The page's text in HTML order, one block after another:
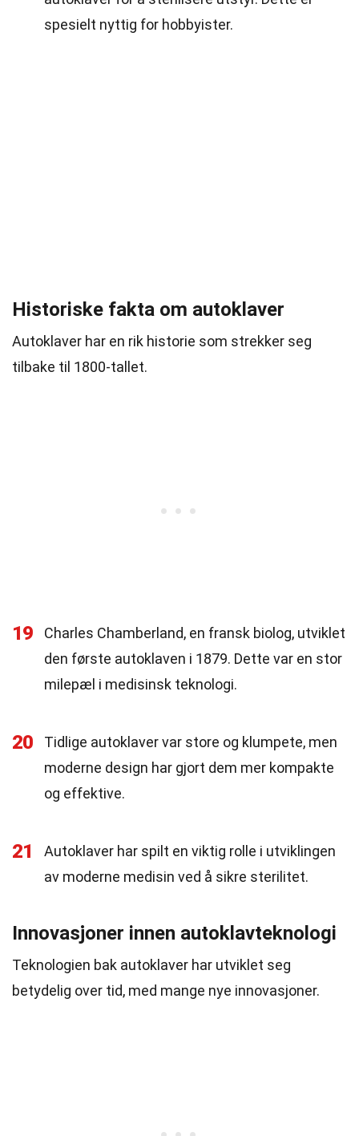
spesielt nyttig for hobbyister.
Historiske fakta om autoklaver
Autoklaver har en rik historie som strekker seg
tilbake til 1800-tallet.
19
Charles Chamberland, en fransk biolog, utviklet
den første autoklaven i 1879. Dette var en stor
milepæl i medisinsk teknologi.
20
Tidlige autoklaver var store og klumpete, men
moderne design har gjort dem mer kompakte
og effektive.
21
Autoklaver har spilt en viktig rolle i utviklingen
av moderne medisin ved å sikre sterilitet.
Innovasjoner innen autoklavteknologi
Teknologien bak autoklaver har utviklet seg
betydelig over tid, med mange nye innovasjoner.